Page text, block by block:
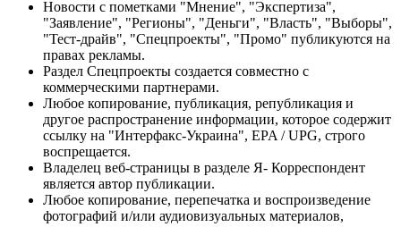
Новости с пометками "Мнение", "Экспертиза",
"Заявление", "Регионы", "Деньги", "Власть", "Выборы",
"Тест-драйв", "Спецпроекты", "Промо" публикуются на
правах рекламы.
Раздел Спецпроекты создается совместно с
коммерческими партнерами.
Любое копирование, публикация, републикация и
другое распространение информации, которое содержит
ссылку на "Интерфакс-Украина", EPA / UPG, строго
воспрещается.
Владелец веб-страницы в разделе Я- Корреспондент
является автор публикации.
Любое копирование, перепечатка и воспроизведение
фотографий и/или аудиовизуальных материалов,